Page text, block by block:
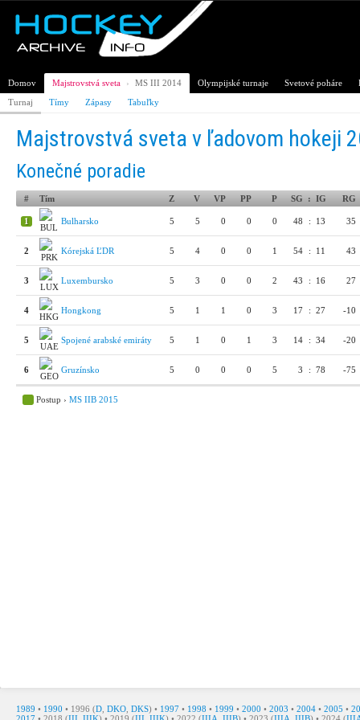
Domov Majstrovstvá sveta › MS III 2014 Olympijské turnaje Svetové poháre
Turnaj
Tímy Zápasy Tabuľky
Majstrovstvá sveta v ľadovom hokeji
Konečné poradie
# Tím Z V VP PP P SG : IG RG
1 Bulharsko 5 5 0 0 0 48 : 13 35
2 Kórejská ĽDR 5 4 0 0 1 54 : 11 43
3 Luxembursko 5 3 0 0 2 43 : 16 27
4 Hongkong 5 1 1 0 3 17 : 27 -10
5 Spojené arabské emiráty 5 1 0 1 3 14 : 34 -20
6 Gruzínsko 5 0 0 0 5 3 : 78 -75
Postup › MS IIB 2015
1989 • 1990 • 1996 (D DKO DKS) • 1997 • 1998 • 1999 • 2000 • 2003 • 2004 • 2005 •